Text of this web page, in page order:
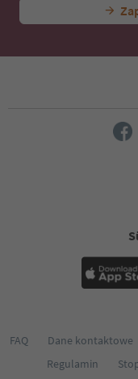
FAQ Dane kontaktowe
Regulamin